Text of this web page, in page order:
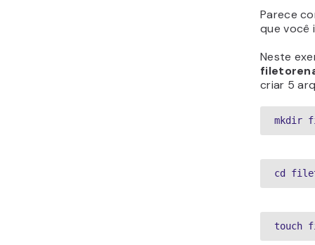
Parece
que você
Neste
criar 5
mkdir
cd
touch